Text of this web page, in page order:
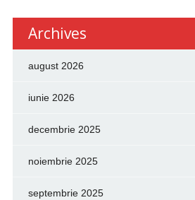
Archives
august 2026
iunie 2026
decembrie 2025
noiembrie 2025
septembrie 2025